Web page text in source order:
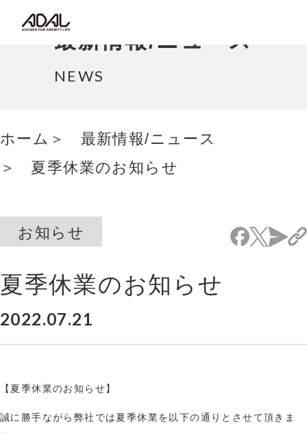
コラム
最新情報/ニュース
最新情報/ニュース
NEWS
ホーム
最新情報/ニュース
夏季休業のお知らせ
お知らせ
夏季休業のお知らせ
2022.07.21
【夏季休業のお知らせ】
誠に勝手ながら弊社では夏季休業を以下の通りとさせて頂きま